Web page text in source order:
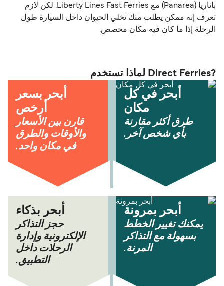
باناريا (Panarea) مع Liberty Lines Fast Ferries. لكن لازم
تعرف إنه ممكن يطلب منك تخلي الحيوان داخل السيارة طول
الرحلة إذا ما كان فيه مكان مخصص.
?Direct Ferries لماذا تستخدم
أبحر في كل
مكان
طرق أكثر مقارنة
بأي شخص آخر.
أبحر بسعر
أرخص
قارن بين الأسعار
والأوقات والطرق
في مكان واحد.
أبحر بمرونة
يمكنك تغيير الخطط
بسهولة مع التذاكر
المرنة.
أبحر بذكاء
حجز التذاكر
الإلكترونية وإدارة
الرحلات داخل
التطبيق.